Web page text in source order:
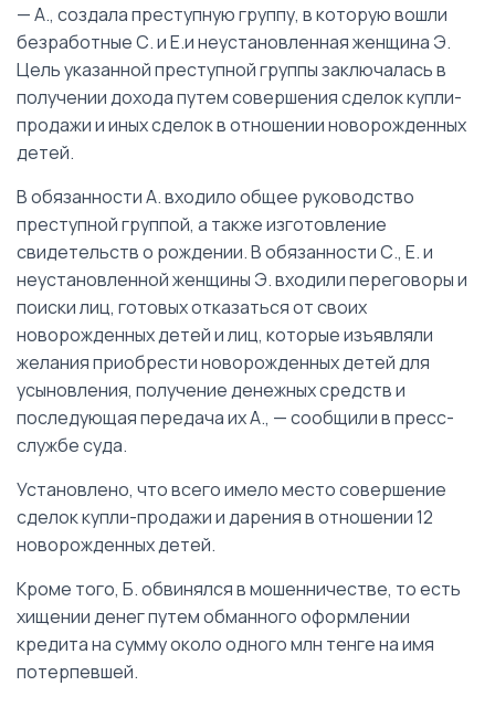
— А., создала преступную группу, в которую вошли
безработные С. и Е.и неустановленная женщина Э.
Цель указанной преступной группы заключалась в
получении дохода путем совершения сделок купли-
продажи и иных сделок в отношении новорожденных
детей.
В обязанности А. входило общее руководство
преступной группой, а также изготовление
свидетельств о рождении. В обязанности С., Е. и
неустановленной женщины Э. входили переговоры и
поиски лиц, готовых отказаться от своих
новорожденных детей и лиц, которые изъявляли
желания приобрести новорожденных детей для
усыновления, получение денежных средств и
последующая передача их А., — сообщили в пресс-
службе суда.
Установлено, что всего имело место совершение
сделок купли-продажи и дарения в отношении 12
новорожденных детей.
Кроме того, Б. обвинялся в мошенничестве, то есть
хищении денег путем обманного оформлении
кредита на сумму около одного млн тенге на имя
потерпевшей.